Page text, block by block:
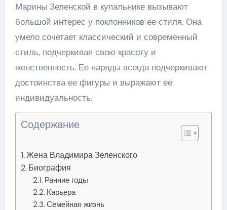
Марины Зеленской в купальнике вызывают
большой интерес у поклонников ее стиля. Она
умело сочетает классический и современный
стиль, подчеркивая свою красоту и
женственность. Ее наряды всегда подчеркивают
достоинства ее фигуры и выражают ее
индивидуальность.
Содержание
Жена Владимира Зеленского
Биография
Ранние годы
Карьера
Семейная жизнь